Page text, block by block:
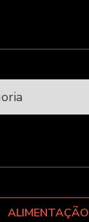
ALIMENTAÇÃO